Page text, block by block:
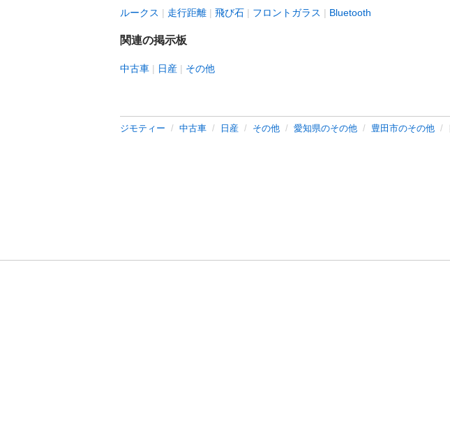
ルークス 走行距離 飛び石 フロントガラス Bluetooth
関連の掲示板
中古車 日産 その他
ジモティー 中古車 日産 その他 愛知県のその他 豊田市のその他